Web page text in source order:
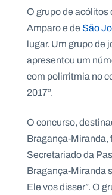
O grupo de
Amparo e deSão
lugar. Um grupo de
apresentou um
com polirritmia no
2017”.
O concurso,
Bragança-Miranda,
Secretariado da
Bragança-Miranda
Ele vos disser”. O
O
que
Notícias
P
O
R
T